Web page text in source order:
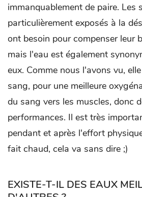
immanquablement de paire. Les
particulièrement exposés à la
ont besoin pour compenser leur
mais l'eau est également
eux. Comme nous l'avons vu,
sang, pour une meilleure
du sang vers les muscles, donc
performances. Il est très
pendant et après l'effort
fait chaud, cela va sans dire ;)
EXISTE-T-IL DES EAUX